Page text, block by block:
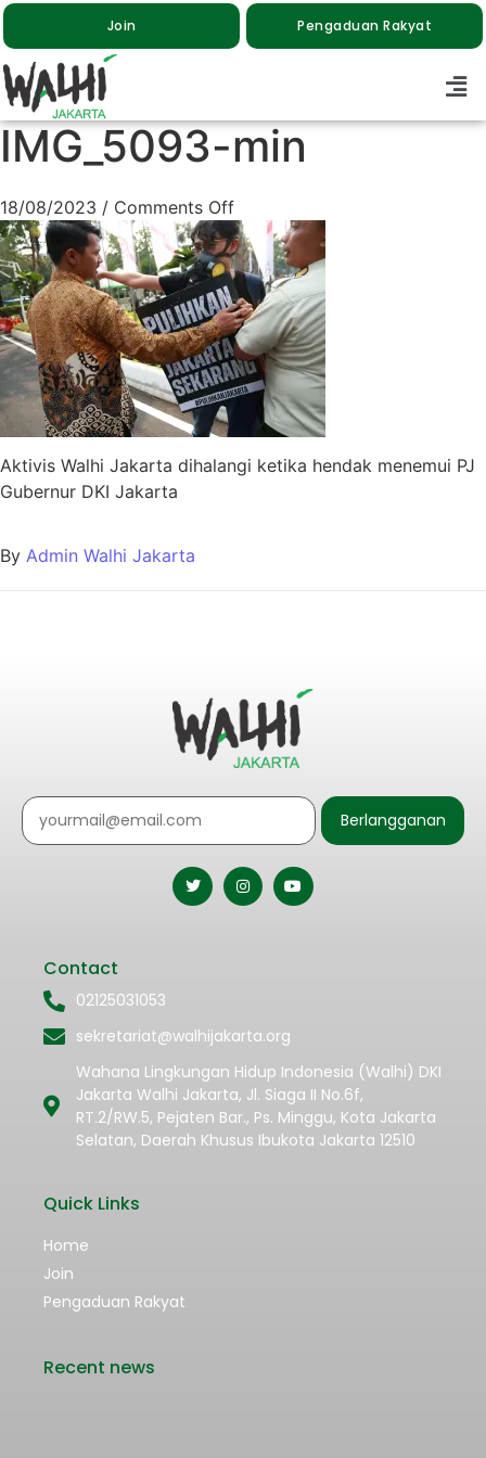
Join Pengaduan Rakyat
IMG_5093-min
18/08/2023 / Comments Off
Aktivis Walhi Jakarta dihalangi ketika hendak menemui PJ
Gubernur DKI Jakarta
By Admin Walhi Jakarta
Berlangganan
Contact
02125031053
sekretariat@walhijakarta.org
Wahana Lingkungan Hidup Indonesia (Walhi) DKI
Jakarta Walhi Jakarta, Jl. Siaga II No.6f,
RT.2/RW.5, Pejaten Bar., Ps. Minggu, Kota Jakarta
Selatan, Daerah Khusus Ibukota Jakarta 12510
Quick Links
Home
Join
Pengaduan Rakyat
Recent news